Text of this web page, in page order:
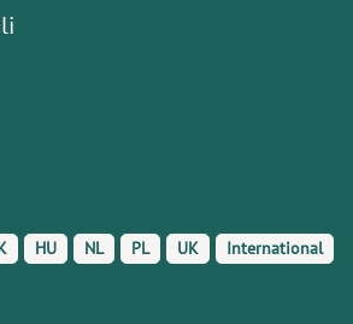
HU NL PL UK International